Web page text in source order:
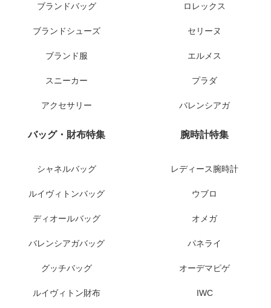
ブランドバッグ
ブランドシューズ
ブランド服
スニーカー
アクセサリー
ロレックス
セリーヌ
エルメス
プラダ
バレンシアガ
バッグ・財布特集
シャネルバッグ
ルイヴィトンバッグ
ディオールバッグ
バレンシアガバッグ
グッチバッグ
ルイヴィトン財布
腕時計特集
レディース腕時計
ウブロ
オメガ
パネライ
オーデマピゲ
IWC